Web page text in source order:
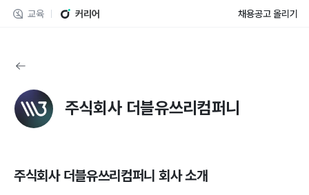
교육 커리어 채용공고 올리기
주식회사 더블유쓰리컴퍼니
주식회사 더블유쓰리컴퍼니 회사 소개